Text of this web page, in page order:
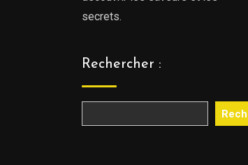
secrets.
Rechercher :